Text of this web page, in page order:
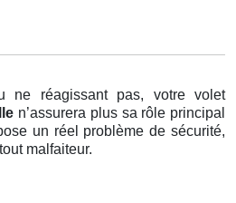
ne réagissant pas, votre volet
n’assurera plus sa rôle principal
un réel problème de sécurité,
malfaiteur.